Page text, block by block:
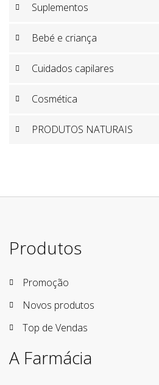
Suplementos
Bebé e criança
Cuidados capilares
Cosmética
PRODUTOS NATURAIS
Produtos
Promoção
Novos produtos
Top de Vendas
A Farmácia